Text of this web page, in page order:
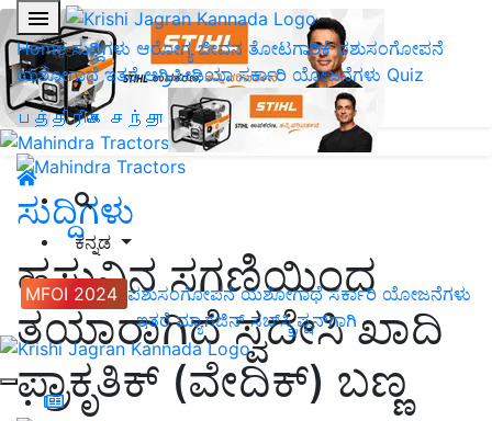
Home ಸುದ್ದಿಗಳು ಆರೋಗ್ಯ ಜೀವನ ತೋಟಗಾರಿಕೆಪಶುಸಂಗೋಪನೆ
ಯಶೋಗಾಥೆ ಇತರೆ ಅಗ್ರಿಪೀಡಿಯಾ ಸರ್ಕಾರಿ ಯೋಜನೆಗಳು Quiz
பத்திரிகை சந்தா
ಕನ್ನಡ
MFOI 2024 ಪಶುಸಂಗೋಪನೆ ಯಶೋಗಾಥೆ ಸರ್ಕಾರಿ ಯೋಜನೆಗಳು
ಇತರೆ ಮ್ಯಾಗಜಿನ್‌ ಸಬ್‌ಸ್ಕ್ರಿಪ್ಷನ್‌ಗಾಗಿ
ಸುದ್ದಿಗಳು
ಹಸುವಿನ ಸಗಣಿಯಿಂದ
ತಯಾರಾಗಿದೆ ಸ್ವದೇಸಿ ಖಾದಿ
ಪ್ರಾಕೃತಿಕ್ (ವೇದಿಕ್) ಬಣ್ಣ